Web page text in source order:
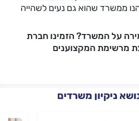
ממשרד שהוא גם נעים לשהייה
על המשרד? הזמינו חברת
מרשימת המקצוענים
ניקיון משרדים